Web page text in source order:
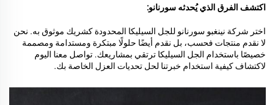
اكتشف الفرق الذي يُحدثه سورنانو:
اختر شركة نينغبو سورنانو للجل السيليكا المحدودة كشريك موثوق به. نحن
لا نقدم منتجات فحسب، بل نقدم أيضًا حلولًا مبتكرة ومستدامة ومصممة
خصيصًا باستخدام الجل السيليكا ترتقي بمشاريعك. تواصل معنا اليوم
لاكتشاف كيفية استخدام خبرتنا لحل تحديات العزل الخاصة بك.